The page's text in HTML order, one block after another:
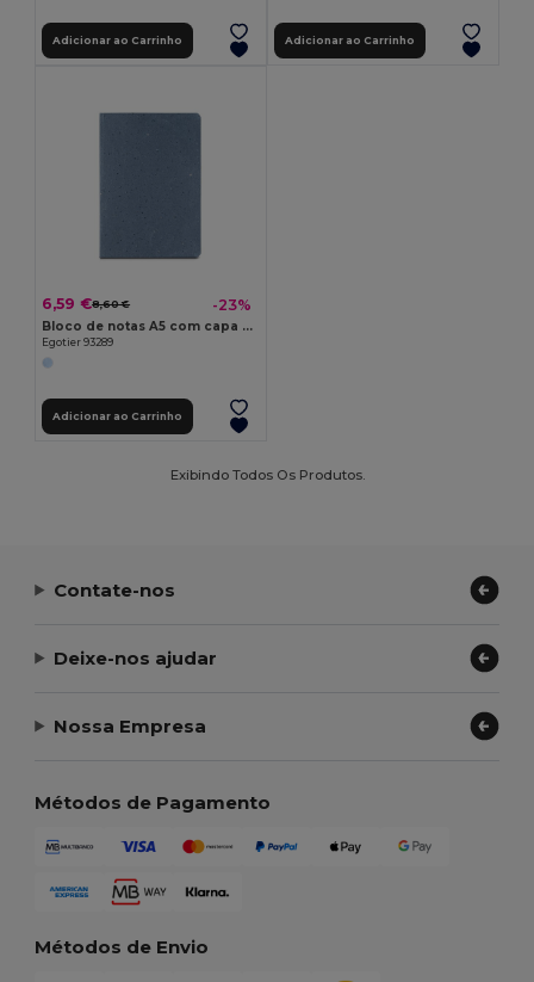
Adicionar ao Carrinho Adicionar ao Carrinho
6,59 €8,60 € -23%
Bloco de notas A5 com capa semi-rígida fabricada a partir de restos de casca de café (65%)
Egotier 93289
Adicionar ao Carrinho
Exibindo Todos Os Produtos.
Contate-nos
Deixe-nos ajudar
Nossa Empresa
Métodos de Pagamento
Métodos de Envio